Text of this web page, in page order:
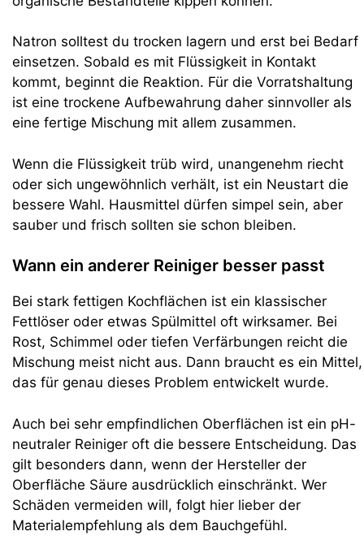
Natron solltest du trocken lagern und erst bei Bedarf
einsetzen. Sobald es mit Flüssigkeit in Kontakt
kommt, beginnt die Reaktion. Für die Vorratshaltung
ist eine trockene Aufbewahrung daher sinnvoller als
eine fertige Mischung mit allem zusammen.
Wenn die Flüssigkeit trüb wird, unangenehm riecht
oder sich ungewöhnlich verhält, ist ein Neustart die
bessere Wahl. Hausmittel dürfen simpel sein, aber
sauber und frisch sollten sie schon bleiben.
Wann ein anderer Reiniger besser passt
Bei stark fettigen Kochflächen ist ein klassischer
Fettlöser oder etwas Spülmittel oft wirksamer. Bei
Rost, Schimmel oder tiefen Verfärbungen reicht die
Mischung meist nicht aus. Dann braucht es ein Mittel,
das für genau dieses Problem entwickelt wurde.
Auch bei sehr empfindlichen Oberflächen ist ein pH-
neutraler Reiniger oft die bessere Entscheidung. Das
gilt besonders dann, wenn der Hersteller der
Oberfläche Säure ausdrücklich einschränkt. Wer
Schäden vermeiden will, folgt hier lieber der
Materialempfehlung als dem Bauchgefühl.